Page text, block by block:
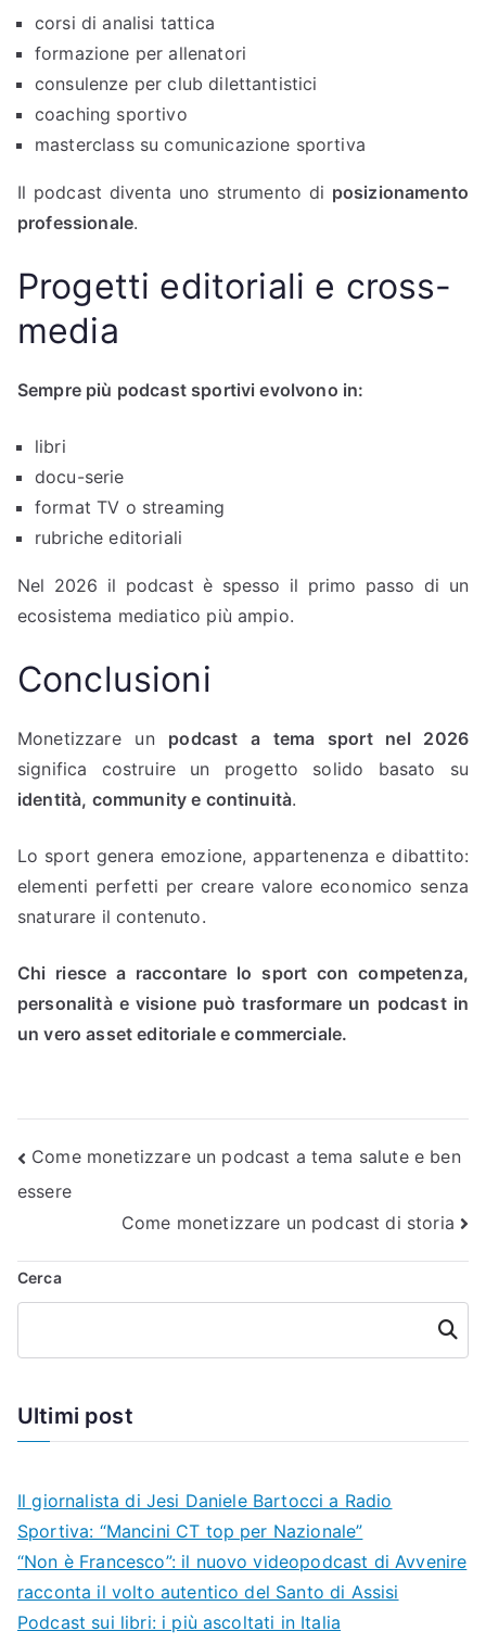
corsi di analisi tattica
formazione per allenatori
consulenze per club dilettantistici
coaching sportivo
masterclass su comunicazione sportiva
Il podcast diventa uno strumento di posizionamento
professionale.
Progetti editoriali e cross-
media
Sempre più podcast sportivi evolvono in:
libri
docu-serie
format TV o streaming
rubriche editoriali
Nel 2026 il podcast è spesso il primo passo di un
ecosistema mediatico più ampio.
Conclusioni
Monetizzare un podcast a tema sport nel 2026
significa costruire un progetto solido basato su
identità, community e continuità.
Lo sport genera emozione, appartenenza e dibattito:
elementi perfetti per creare valore economico senza
snaturare il contenuto.
Chi riesce a raccontare lo sport con competenza,
personalità e visione può trasformare un podcast in
un vero asset editoriale e commerciale.
Navigazione
articoli
Come monetizzare un podcast a tema salute e ben
essere
Come monetizzare un podcast di storia
Cerca
Cerca
Ultimi post
Il giornalista di Jesi Daniele Bartocci a Radio
Sportiva: “Mancini CT top per Nazionale”
“Non è Francesco”: il nuovo videopodcast di Avvenire
racconta il volto autentico del Santo di Assisi
Podcast sui libri: i più ascoltati in Italia